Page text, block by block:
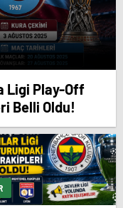
Ligi Play-Off
Belli Oldu!